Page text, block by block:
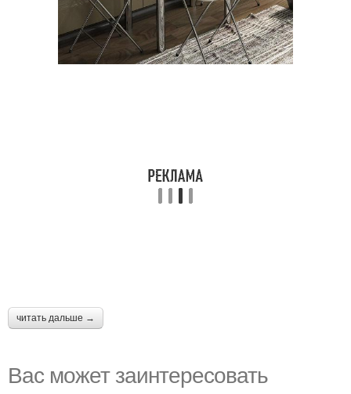
читать дальше →
Вас может заинтересовать